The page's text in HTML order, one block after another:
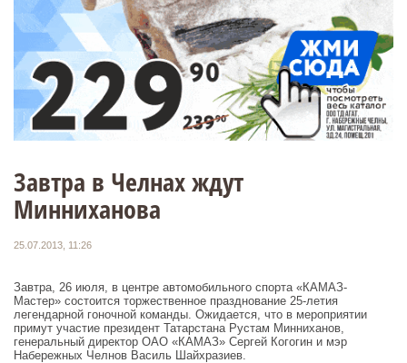
Завтра в Челнах ждут
Минниханова
25.07.2013, 11:26
Завтра, 26 июля, в центре автомобильного спорта «КАМАЗ-
Мастер» состоится торжественное празднование 25-летия
легендарной гоночной команды. Ожидается, что в мероприятии
примут участие президент Татарстана Рустам Минниханов,
генеральный директор ОАО «КАМАЗ» Сергей Когогин и мэр
Набережных Челнов Василь Шайхразиев.